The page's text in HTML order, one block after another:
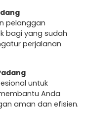
pelanggan
bagi yang sudah
perjalanan
untuk
Anda
aman dan efisien.